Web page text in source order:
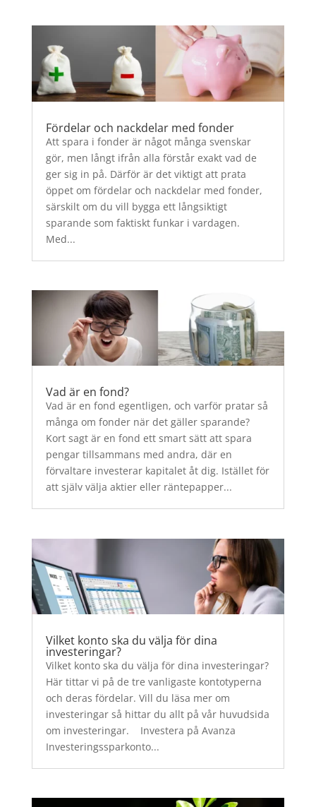
Fördelar och nackdelar med fonder
Att spara i fonder är något många svenskar
gör, men långt ifrån alla förstår exakt vad de
ger sig in på. Därför är det viktigt att prata
öppet om fördelar och nackdelar med fonder,
särskilt om du vill bygga ett långsiktigt
sparande som faktiskt funkar i vardagen.
Med...
Vad är en fond?
Vad är en fond egentligen, och varför pratar så
många om fonder när det gäller sparande?
Kort sagt är en fond ett smart sätt att spara
pengar tillsammans med andra, där en
förvaltare investerar kapitalet åt dig. Istället för
att själv välja aktier eller räntepapper...
Vilket konto ska du välja för dina
investeringar?
Vilket konto ska du välja för dina investeringar?
Här tittar vi på de tre vanligaste kontotyperna
och deras fördelar. Vill du läsa mer om
investeringar så hittar du allt på vår huvudsida
om investeringar. Investera på Avanza
Investeringssparkonto...